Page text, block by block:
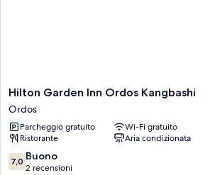
Hilton
Garden
Inn
Ordos
Kangbashi
Ordos
Hilton Garden Inn Ordos Kangbashi
Ordos
Parcheggio gratuito
Wi-Fi gratuito
Ristorante
Aria condizionata
7.0
su
7,0 Buono
2 recensioni